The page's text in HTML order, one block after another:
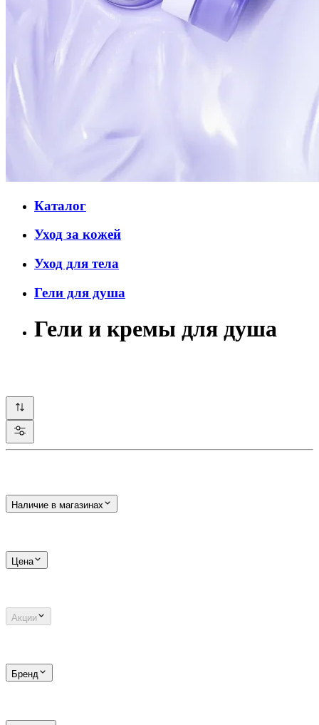
Каталог
Уход за кожей
Уход для тела
Гели для душа
Гели и кремы для душа
Наличие в магазинах
Цена
Акции
Бренд